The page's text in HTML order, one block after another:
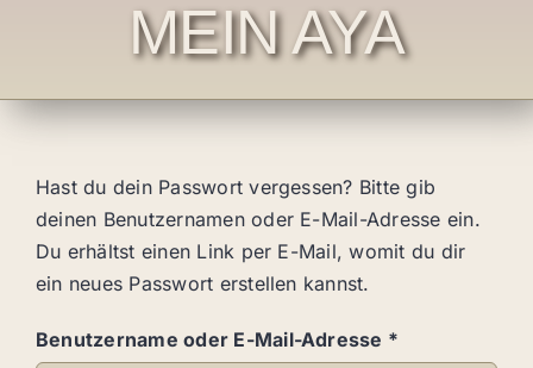
MEIN AYA
Hast du dein Passwort vergessen? Bitte gib
deinen Benutzernamen oder E-Mail-Adresse ein.
Du erhältst einen Link per E-Mail, womit du dir
ein neues Passwort erstellen kannst.
Benutzername oder E-Mail-Adresse *